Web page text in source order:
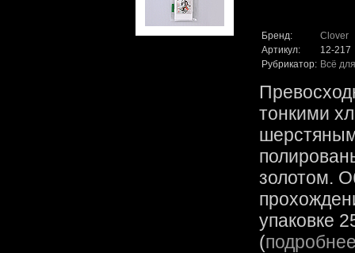
Бренд:
Clover
Артикул:
12-217
Рубрикатор: Всё
тонкими
золотом.
упаковке
(